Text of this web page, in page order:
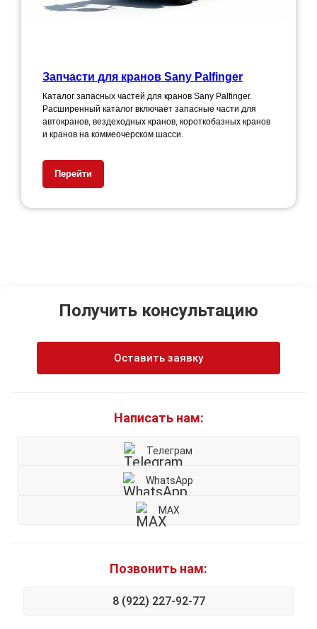
Запчасти для кранов Sany Palfinger
Каталог запасных частей для кранов Sany Palfinger.
Расширенный каталог включает запасные части для
автокранов, вездеходных кранов, короткобазных кранов
и кранов на коммеочерском шасси.
Перейти
Получить консультацию
Оставить заявку
Написать нам:
Телеграм
WhatsApp
MAX
Позвонить нам:
8 (922) 227-92-77